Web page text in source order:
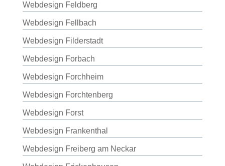
Webdesign Feldberg
Webdesign Fellbach
Webdesign Filderstadt
Webdesign Forbach
Webdesign Forchheim
Webdesign Forchtenberg
Webdesign Forst
Webdesign Frankenthal
Webdesign Freiberg am Neckar